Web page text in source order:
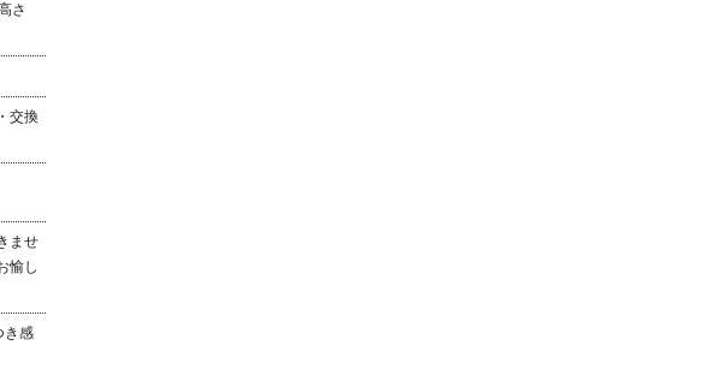
さ
交換
ませ
愉し
き感